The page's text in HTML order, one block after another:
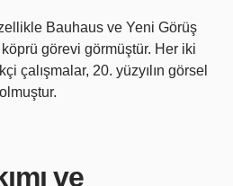
Bauhaus ve Yeni Görüş
görevi görmüştür. Her iki
çalışmalar, 20. yüzyılın görsel
ve